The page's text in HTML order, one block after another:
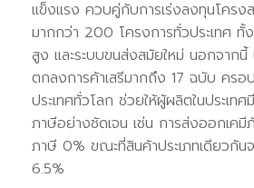
แข็งแรง ควบคู่กับการเร่งลงทุนโครง
มากกว่า 200 โครงการทั่วประเทศ ทั้
สูง และระบบขนส่งสมัยใหม่ นอกจาก
ตกลงการค้าเสรีมากถึง 17 ฉบับ คร
ประเทศทั่วโลก ช่วยให้ผู้ผลิตในประเท
ภาษีอย่างชัดเจน เช่น การส่งออกเค
ภาษี 0% ขณะที่สินค้าประเภทเดียวกัน
6.5%